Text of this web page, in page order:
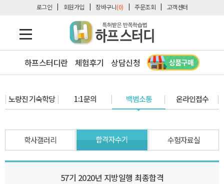
로그인 회원가입 장바구니(0) 주문조회 고객센터
하프스터디란 체험후기 상담신청
노량진 기숙학당 1:1문의 백범소통 온라인접수
학사갤러리 합격자수기 수험자료실
57기 2020년 지방일행 최종합격